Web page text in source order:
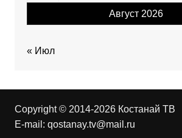
Август 2026
« Июл
Copyright © 2014-2026 Костанай ТВ
E-mail: qostanay.tv@mail.ru